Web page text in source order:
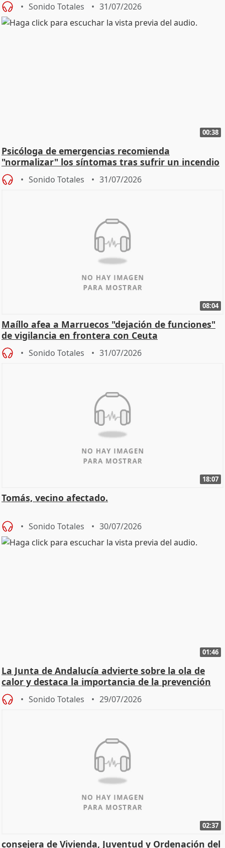
Sonido Totales 31/07/2026
00:38
Psicóloga de emergencias recomienda
"normalizar" los síntomas tras sufrir un incendio
Sonido Totales 31/07/2026
08:04
Maíllo afea a Marruecos "dejación de funciones"
de vigilancia en frontera con Ceuta
Sonido Totales 31/07/2026
18:07
Tomás, vecino afectado.
Sonido Totales 30/07/2026
01:46
La Junta de Andalucía advierte sobre la ola de
calor y destaca la importancia de la prevención
Sonido Totales 29/07/2026
02:37
consejera de Vivienda, Juventud y Ordenación del